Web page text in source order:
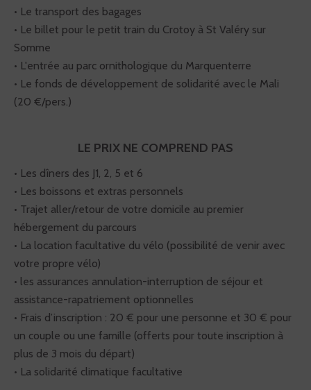
• Le transport des bagages
• Le billet pour le petit train du Crotoy à St Valéry sur
Somme
• L'entrée au parc ornithologique du Marquenterre
• Le fonds de développement de solidarité avec le Mali
(20 €/pers.)
LE PRIX NE COMPREND PAS
• Les dîners des J1, 2, 5 et 6
• Les boissons et extras personnels
• Trajet aller/retour de votre domicile au premier
hébergement du parcours
• La location facultative du vélo (possibilité de venir avec
votre propre vélo)
• les assurances annulation-interruption de séjour et
assistance-rapatriement optionnelles
• Frais d’inscription : 20 € pour une personne et 30 € pour
un couple ou une famille (offerts pour toute inscription à
plus de 3 mois du départ)
• La solidarité climatique facultative